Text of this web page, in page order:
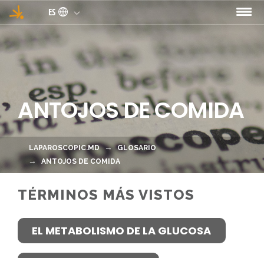
Pasar al contenido principal
ES
ANTOJOS DE COMIDA
LAPAROSCOPIC.MD
GLOSARIO
ANTOJOS DE COMIDA
TÉRMINOS MÁS VISTOS
EL METABOLISMO DE LA GLUCOSA